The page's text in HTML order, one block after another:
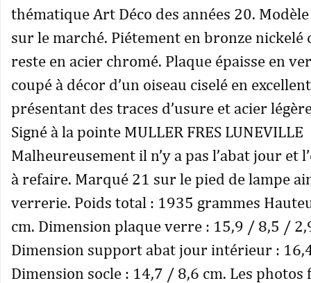
thématique Art Déco des années 20.
sur le marché. Piétement en bronze nickelé
reste en acier chromé. Plaque épaisse en
coupé à décor d’un oiseau ciselé en
présentant des traces d’usure et acier
Signé à la pointe MULLER FRES LUNEVILLE
Malheureusement il n’y a pas l’abat jour et
à refaire. Marqué 21 sur le pied de lampe
verrerie. Poids total : 1935 grammes
cm. Dimension plaque verre : 15,9 / 8,5 /
Dimension support abat jour intérieur :
Dimension socle : 14,7 / 8,6 cm. Les